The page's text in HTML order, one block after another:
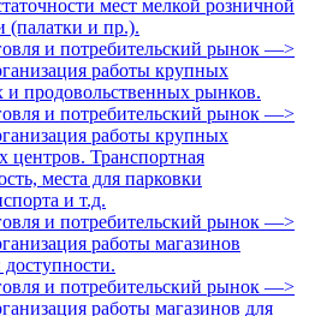
мест мелкой розничной
(палатки и пр.).
и потребительский рынок —>
работы крупных
и продовольственных рынков.
и потребительский рынок —>
работы крупных
центров. Транспортная
места для парковки
и т.д.
и потребительский рынок —>
работы магазинов
и потребительский рынок —>
работы магазинов для